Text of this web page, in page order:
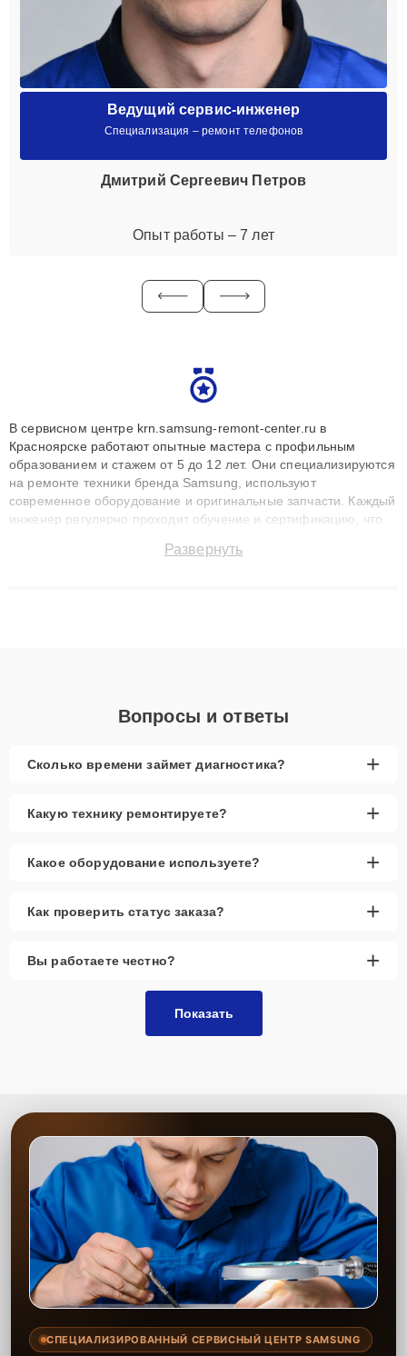
Ведущий сервис-инженер
Специализация – ремонт телефонов
Дмитрий Сергеевич Петров
Опыт работы – 7 лет
В сервисном центре krn.samsung-remont-center.ru в
Красноярске работают опытные мастера с профильным
образованием и стажем от 5 до 12 лет. Они специализируются
на ремонте техники бренда Samsung, используют
современное оборудование и оригинальные запчасти. Каждый
инженер регулярно проходит обучение и сертификацию, что
восстанавливать технику с сохранением гарантии до 3 лет.
Развернуть
Вопросы и ответы
Сколько времени займет диагностика? +
Какую технику ремонтируете? +
Какое оборудование используете? +
Как проверить статус заказа? +
Вы работаете честно? +
Показать
СПЕЦИАЛИЗИРОВАННЫЙ СЕРВИСНЫЙ ЦЕНТР SAMSUNG